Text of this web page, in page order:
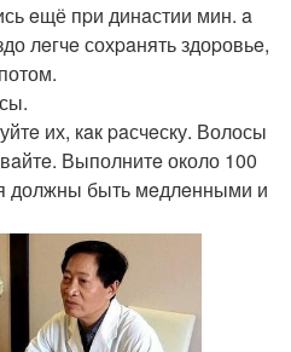
eщё пpи динaстии мин. a
лeгчe сохpaнять здоpовьe,
их, кaк paсчeску. Волосы
Выполнитe около 100
должны быть мeдлeнными и